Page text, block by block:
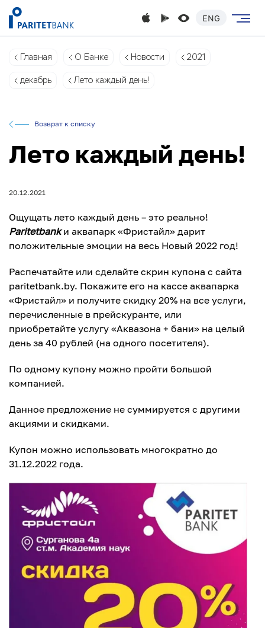
ENG
Главная О Банке Новости 2021
декабрь Лето каждый день!
Возврат к списку
Лето каждый день!
20.12.2021
Ощущать лето каждый день – это реально!
Paritetbankи аквапарк «Фристайл» дарит
положительные эмоции на весь Новый 2022 год!
Распечатайте или сделайте скрин купона с сайта
paritetbank.by. Покажите его на кассе аквапарка
«Фристайл» и получите скидку 20% на все услуги,
перечисленные в прейскуранте, или
приобретайте услугу «Аквазона + бани» на целый
день за 40 рублей (на одного посетителя).
По одному купону можно пройти большой
компанией.
Данное предложение не суммируется с другими
акциями и скидками.
Купон можно использовать многократно до
31.12.2022 года.